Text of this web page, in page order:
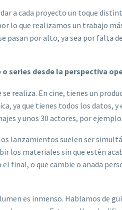
a cada proyecto un toque
lo que realizamos un trabajo
pasan por alto, ya sea por falta
series desde la perspectiva
realiza. En cine, tienes un
ya que tienes todos los datos, y
y unos 30 actores, por ejemplo.
lanzamientos suelen ser
los materiales sin que estén
final, o que cambie o añada
es inmenso. Hablamos de